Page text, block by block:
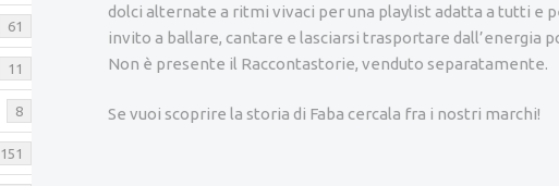
dolci alternate a ritmi vivaci per una playlist adatta a tutti e
invito a ballare, cantare e lasciarsi trasportare dall’energia
Non è presente il Raccontastorie, venduto separatamente.
Se vuoi scoprire la storia di Faba cercala fra i nostri marchi!
61
11
8
151